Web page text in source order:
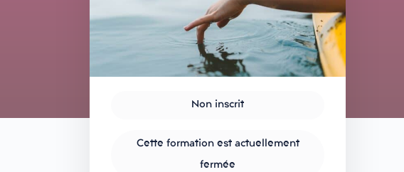
Non inscrit
Cette formation est actuellement
fermée